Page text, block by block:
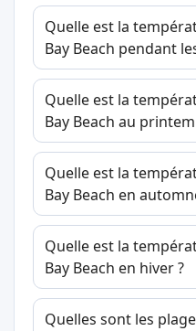
Quelle est la
Bay Beach pendant
Quelle est la
Bay Beach au
Quelle est la
Bay Beach en
Quelle est la
Bay Beach en hiver ?
Quelles sont les